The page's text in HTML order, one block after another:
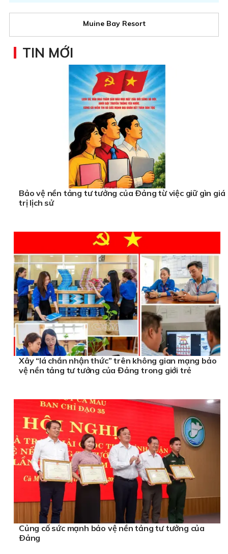
Muine Bay Resort
TIN MỚI
Bảo vệ nền tảng tư tưởng của Ðảng từ việc giữ gìn giá
trị lịch sử
Xây “lá chắn nhận thức” trên không gian mạng bảo
vệ nền tảng tư tưởng của Đảng trong giới trẻ
Củng cố sức mạnh bảo vệ nền tảng tư tưởng của
Ðảng